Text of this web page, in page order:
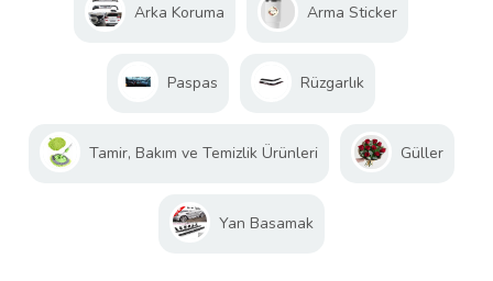
Arka Koruma Arma Sticker
Paspas Rüzgarlık
Tamir, Bakım ve Temizlik Ürünleri Güller
Yan Basamak